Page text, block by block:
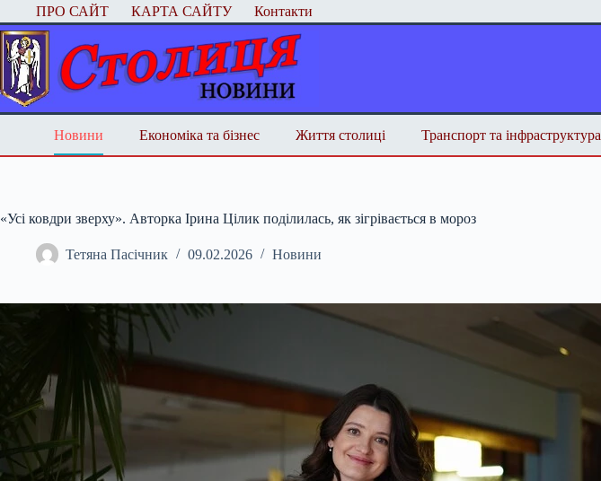
Перейти
до
вмісту
ПРО САЙТ КАРТА САЙТУ Контакти
Новини Економіка та бізнес Життя столиці Транспорт та інфраструктура
«Усі ковдри зверху». Авторка Ірина Цілик поділилась, як зігрівається в мороз
Тетяна Пасічник 09.02.2026 Новини